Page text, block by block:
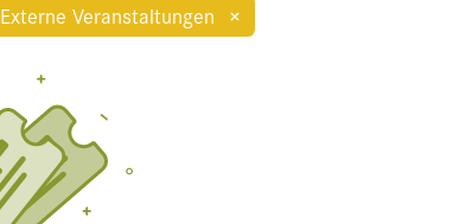
Externe Veranstaltungen ×